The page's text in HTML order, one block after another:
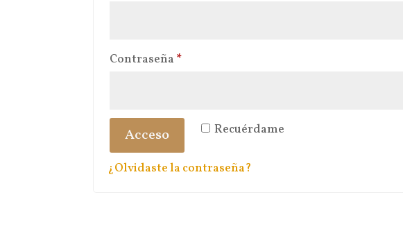
Contraseña *Obligatorio
Recuérdame
Acceso
¿Olvidaste la contraseña?